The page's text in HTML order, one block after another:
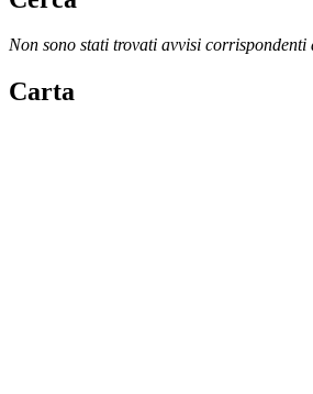
Non sono stati trovati avvisi
Carta